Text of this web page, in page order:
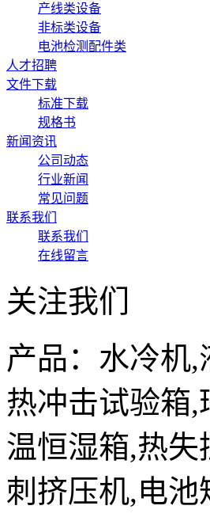
产线类设备
非标类设备
电池检测配件类
人才招聘
文件下载
标准下载
规格书
新闻资讯
公司动态
行业新闻
常见问题
联系我们
联系我们
在线留言
关注我们
产品：水冷机
热冲击试验箱
温恒湿箱,热
刺挤压机,电